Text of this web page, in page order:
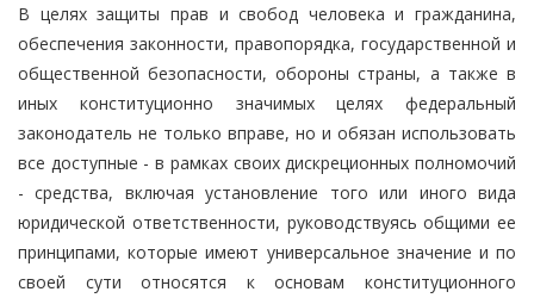
В целях защиты прав и свобод человека и гражданина,
обеспечения законности, правопорядка, государственной и
общественной безопасности, обороны страны, а также в
иных конституционно значимых целях федеральный
законодатель не только вправе, но и обязан использовать
все доступные - в рамках своих дискреционных полномочий
- средства, включая установление того или иного вида
юридической ответственности, руководствуясь общими ее
принципами, которые имеют универсальное значение и по
своей сути относятся к основам конституционного